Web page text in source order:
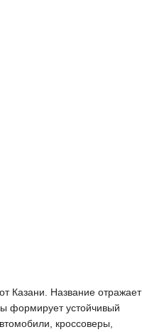
Казани. Название отражает
формирует устойчивый
кроссоверы,